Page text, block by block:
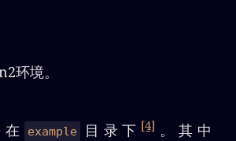
环境。
example 目录下 [4] 。其中